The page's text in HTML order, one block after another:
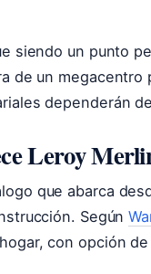
siendo un punto
de un
dependerán
Leroy
que abarca
Según
con opción